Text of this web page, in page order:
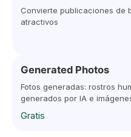
Convierte publicaciones de
atractivos
Generated Photos
Fotos generadas: rostros
generados por IA e
Gratis